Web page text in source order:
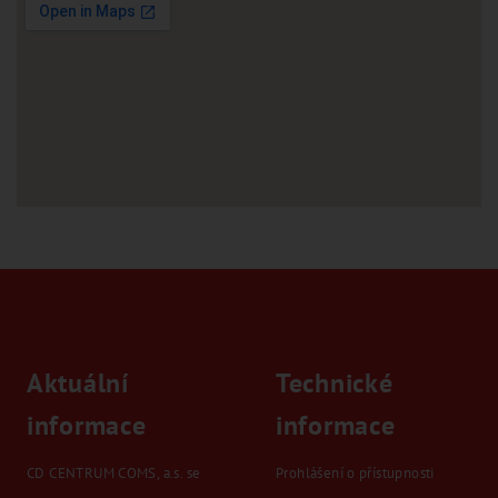
komunikací dle ust. § 40 odst. 5 písm. b)
Vyvolávací cena: 4 000 Kč
Minimální příhoz: 100 Kč
naleznete v dražební vyhlášce na webu
Aktuální
informace
CD CENTRUM COMS, a.s. se
Technické
informace
Prohlášení o přístupnosti